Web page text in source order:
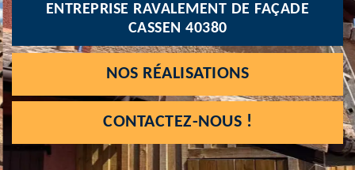
ENTREPRISE RAVALEMENT DE FAÇADE
CASSEN 40380
NOS RÉALISATIONS
CONTACTEZ-NOUS !